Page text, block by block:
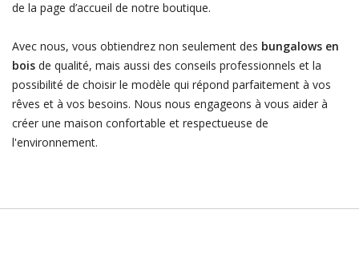
de la page d’accueil de notre boutique.
Avec nous, vous obtiendrez non seulement des bungalows en
boisde qualité, mais aussi des conseils professionnels et la
possibilité de choisir le modèle qui répond parfaitement à vos
rêves et à vos besoins. Nous nous engageons à vous aider à
créer une maison confortable et respectueuse de
l'environnement.